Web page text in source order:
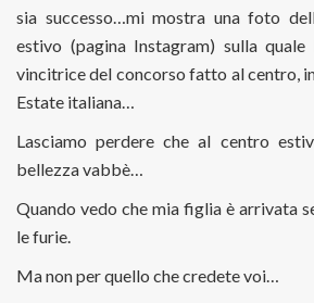
sia successo…mi mostra una foto
estivo (pagina Instagram) sulla
vincitrice del concorso fatto al centro,
Estate italiana…
Lasciamo perdere che al centro
bellezza vabbè…
Quando vedo che mia figlia è arrivata
le furie.
Ma non per quello che credete voi…